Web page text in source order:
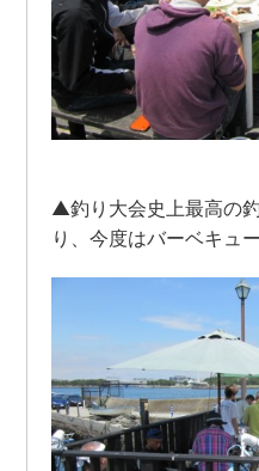
▲釣り大会史上最高の
り、今度はバーベキュ